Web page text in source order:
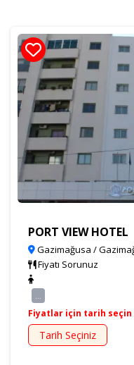
PORT VIEW HOTEL
Gazimağusa /
Fiyatı Sorunuz
...
Fiyatlar için tarih seçin
Tarih Seçiniz